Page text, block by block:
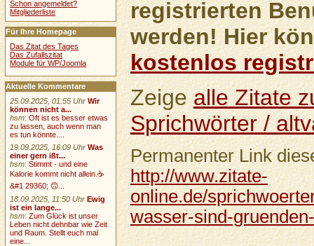
registrierten
werden! Hier
kostenlos
Zeigealle Zitate
Sprichwörter /
Permanenter Link
http://www.zitate-
online.de/
wasser-sind-
Schon angemeldet?
Mitgliederliste
Für Ihre Homepage
Das Zitat des Tages
Das Zufallszitat
Module für WP/Joomla
Aktuelle Kommentare
25.09.2025, 01:55 Uhr Wir
können nicht a...
hsm:Oft ist es besser etwas
zu lassen, auch wenn man
es tun könnte....
19.09.2025, 16:09 Uhr Was
einer gern ißt...
hsm:Stimmt - und eine
Kalorie kommt nicht allein.☕
&#1 29360; 🙃...
18.09.2025, 11:50 Uhr Ewig
ist ein lange...
hsm:Zum Glück ist unser
Leben nicht dehnbar wie Zeit
und Raum. Stellt euch mal
eine...